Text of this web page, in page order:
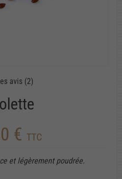
avis (2)
€ TTC
et légèrement poudrée.